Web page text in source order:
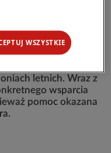
i opiekuńczą.
środków na
zajęć.
letnich. Wraz z
wsparcia
pomoc okazana
WSZYSTKIE